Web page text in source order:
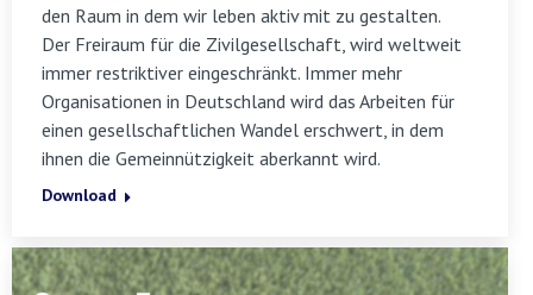
den Raum in dem wir leben aktiv mit zu gestalten.
Der Freiraum für die Zivilgesellschaft, wird weltweit
immer restriktiver eingeschränkt. Immer mehr
Organisationen in Deutschland wird das Arbeiten für
einen gesellschaftlichen Wandel erschwert, in dem
ihnen die Gemeinnützigkeit aberkannt wird.
Download